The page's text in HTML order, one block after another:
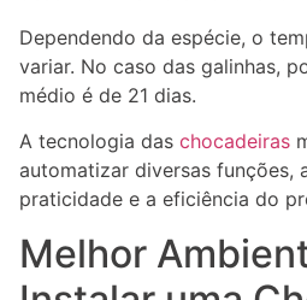
Dependendo da espécie, o
variar. No caso das galinhas,
médio é de 21 dias.
A tecnologia das chocadeiras
automatizar diversas funções,
praticidade e a eficiência do
Melhor